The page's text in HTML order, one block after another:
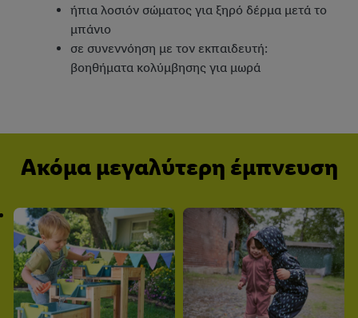
ήπια λοσιόν σώματος για ξηρό δέρμα μετά το
μπάνιο
σε συνεννόηση με τον εκπαιδευτή:
βοηθήματα κολύμβησης για μωρά
Ακόμα μεγαλύτερη έμπνευση